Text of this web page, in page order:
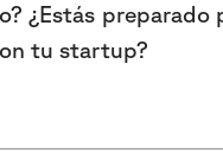
¿Estás preparado
tu startup?